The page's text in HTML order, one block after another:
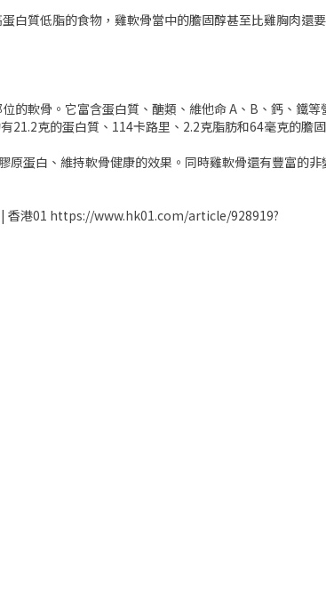
白質低脂的食物，雞軟骨當中的膽固醇甚至比雞胸肉
的軟骨。它富含蛋白質、醣類、維他命 A、B、鈣、鐵
克的蛋白質、114卡路里、2.2克脂肪和64毫克的膽固
蛋白、維持軟骨健康的效果。同時雞軟骨還有豐富的
香港01 https://www.hk01.com/article/928919?